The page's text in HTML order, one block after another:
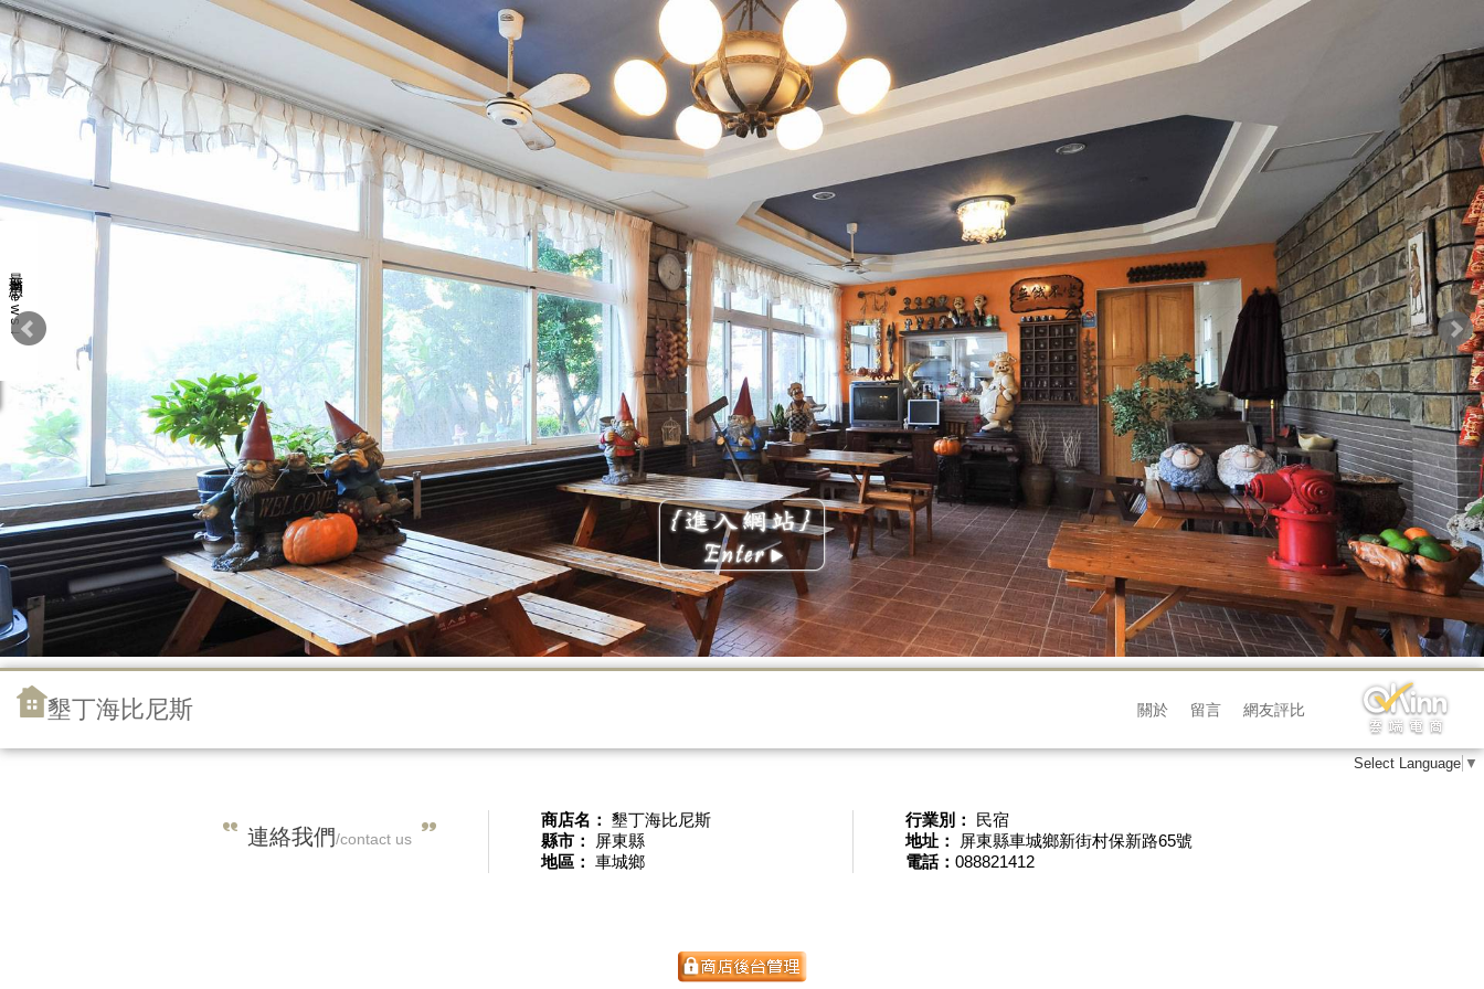
最新消息 news↓
墾丁海比尼斯 關於 留言 網友評比
Select Language ▼
連絡我們/contact us
商店名： 墾丁海比尼斯
縣市：
屏東縣
地區： 車城鄉
行業別：
民宿
地址：
屏東縣車城鄉新街村保新路65號
電話： 088821412